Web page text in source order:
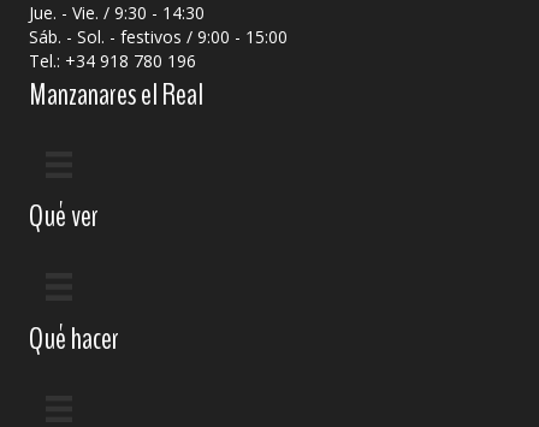
Jue. - Vie. / 9:30 - 14:30
Sáb. - Sol. - festivos / 9:00 - 15:00
Tel.: +34 918 780 196
Manzanares el Real
Qué ver
Qué hacer